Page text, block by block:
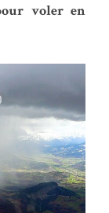
voler en